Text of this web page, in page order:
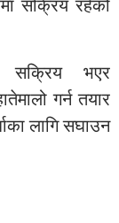
सक्रिय रहेको
सक्रिय भएर
गर्न तयार
लागि सघाउन